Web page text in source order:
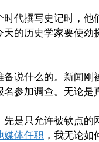
代撰写史记时，
的历史学家要使
说什么的。新闻
参加调查。无论是
是只允许被钦点的
媒体任职 ，我无论